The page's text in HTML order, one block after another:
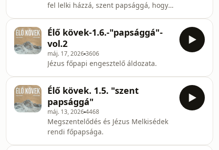
fel lelki házzá, szent papsággá, hogy
amelyek kedvesek Istennek Jézus
Krisztus által. ' 1Péter 2:5
Élő kövek-1.6.-"papsággá"-
vol.2
máj. 17, 20263606
Jézus főpapi engesztelő áldozata.
Élő kövek. 1.5. "szent
papsággá"
máj. 13, 20264468
Megszentelődés és Jézus Melkisédek
rendi főpapsága.